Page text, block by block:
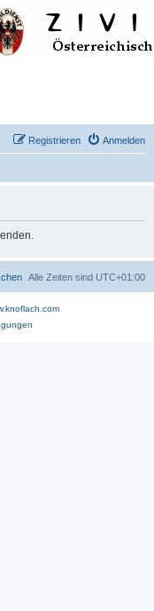
Anmelden
Registrieren
Alle Zeiten sind UTC+01:00